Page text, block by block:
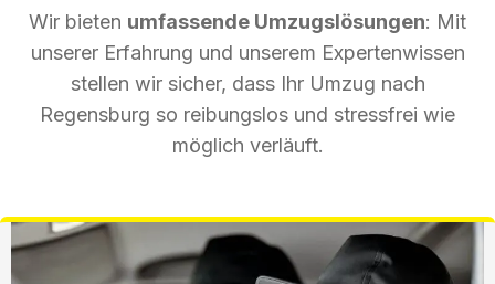
Wir bieten umfassende Umzugslösungen: Mit
unserer Erfahrung und unserem Expertenwissen
stellen wir sicher, dass Ihr Umzug nach
Regensburg so reibungslos und stressfrei wie
möglich verläuft.